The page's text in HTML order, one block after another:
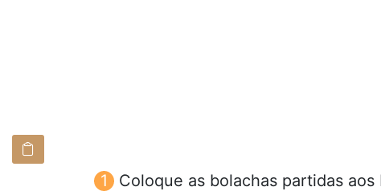
Coloque as bolachas partidas